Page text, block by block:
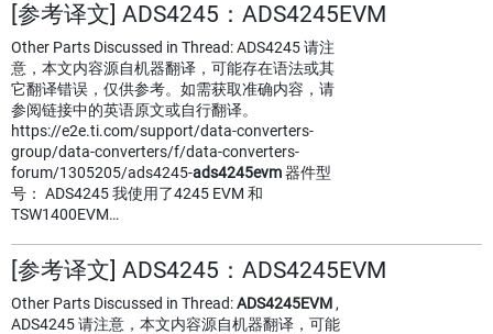
[参考译文] ADS4245：ADS4245EVM
Other Parts Discussed in Thread: ADS4245 请注
意，本文内容源自机器翻译，可能存在语法或其
它翻译错误，仅供参考。如需获取准确内容，请
参阅链接中的英语原文或自行翻译。
https://e2e.ti.com/support/data-converters-
group/data-converters/f/data-converters-
forum/1305205/ads4245-ads4245evm器件型
号： ADS4245 我使用了4245 EVM 和
TSW1400EVM…
[参考译文] ADS4245：ADS4245EVM
Other Parts Discussed in Thread:ADS4245EVM ,
ADS4245 请注意，本文内容源自机器翻译，可能